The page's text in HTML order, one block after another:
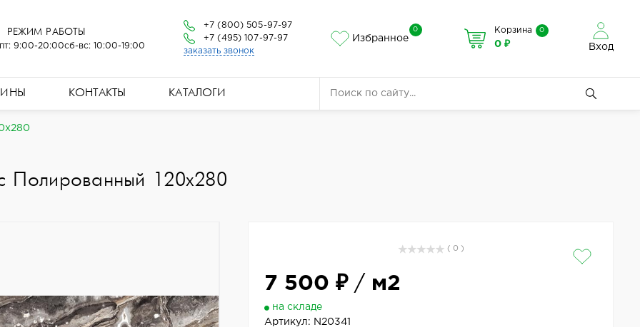
РЕЖИМ РАБОТЫ
9:00-20:00сб-вс: 10:00-19:00
+7 (800) 505-97-97
+7 (495) 107-97-97
заказать звонок
Избранное
0 Корзина 0
0 ₽ Вход
КОНТАКТЫ КАТАЛОГИ
Полированный 120x280
( 0 )
7 500 ₽/ м2
на складе
Артикул: N20341